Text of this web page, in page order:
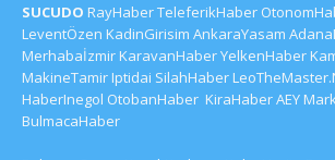
SUCUDO RayHaberTeleferikHaber
LeventÖzen KadinGirisim AnkaraYasam
MerhabaİzmirKaravanHaberYelkenHaber
MakineTamirIptidai SilahHaber
HaberInegol OtobanHaber KiraHaberAEY
BulmacaHaber